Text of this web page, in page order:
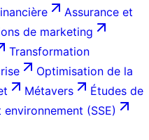
Assurance et
de marketing
Transformation
Optimisation de la
Métavers
Études de
(SSE)